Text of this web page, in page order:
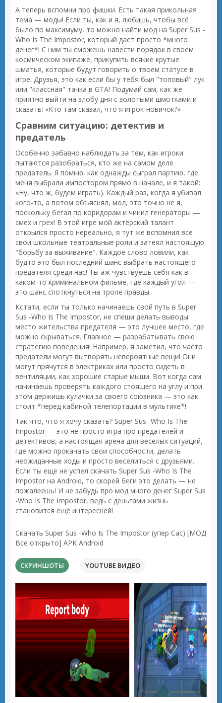
А теперь вспомни про фишки. Есть такая прикольная
тема — моды! Если ты, как и я, любишь, чтобы всё
было по максимуму, то можно найти мод на Super Sus -
Who Is The Impostor, который дает просто *много
денег*! С ним ты сможешь навести порядок в своем
космическом экипаже, прикупить всякие крутые
шматья, которые будут говорить о твоем статусе в
игре. Друзья, это как если бы у тебя был "топовый" лук
или "классная" тачка в GTA! Подумай сам, как же
приятно выйти на злобу дня с золотыми шмотками и
сказать: «Кто там сказал, что я игрок-новичок?»
Сравним ситуацию: детектив и
предатель
Особенно забавно наблюдать за тем, как игроки
пытаются разобраться, кто же на самом деле
предатель. Я помню, как однажды сыграл партию, где
меня выбрали импостором прямо в начале, и я такой:
«Ну, что ж, будем играть). Каждый раз, когда я убивал
кого-то, а потом объяснял, мол, это точно не я,
поскольку бегал по коридорам и чинил генераторы —
смех и грех! В этой игре мой актёрский талант
открылся просто нереально, я тут же вспомнил все
свои школьные театральные роли и затеял настоящую
"борьбу за выживание". Каждое слово ловили, как
будто это был последний шанс выбрать настоящего
предателя среди нас! Ты аж чувствуешь себя как в
каком-то криминальном фильме, где каждый угол —
это шанс споткнуться на тропе правды.
Кстати, если ты только начинаешь свой путь в Super
Sus -Who Is The Impostor, не спеши делать выводы:
место жительства предателя — это лучшее место, где
можно скрываться. Главное — разрабатывать свою
стратегию поведения! Например, я заметил, что часто
предатели могут вытворять невероятные вещи! Они
могут прячутся в электриках или просто сидеть в
вентиляции, как хорошие старые мыши. Вот когда сам
начинаешь проверять каждого стоящего на углу и при
этом держишь кулачки за своего союзника — это как
стоит *перед кабиной телепортации в мультике*!
Так что, что я хочу сказать? Super Sus -Who Is The
Impostor — это не просто игра про предателей и
детективов, а настоящая арена для веселых ситуаций,
где можно прокачать свои способности, делать
неожиданные ходы и просто веселиться с друзьями.
Если ты еще не успел скачать Super Sus -Who Is The
Impostor на Android, то скорей беги это делать — не
пожалеешь! И не забудь про мод много денег Super Sus
-Who Is The Impostor, ведь с деньгами жизнь
становится ещё интересней!
Скачать Super Sus -Who Is The Impostor (упер Сас) [МОД
Все открыто] APK Android
СКРИНШОТЫ YOUTUBE ВИДЕО